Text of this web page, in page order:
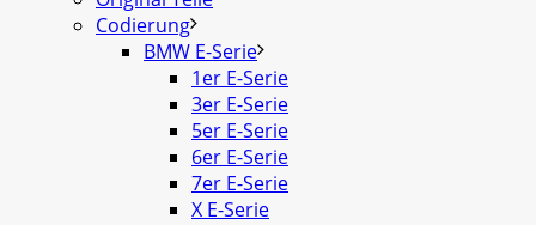
Codierung
BMW E-Serie
1er E-Serie
3er E-Serie
5er E-Serie
6er E-Serie
7er E-Serie
X E-Serie